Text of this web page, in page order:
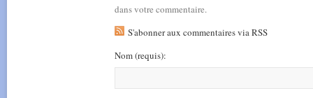
dans votre commentaire.
S'abonner aux commentaires via RSS
Nom(requis):